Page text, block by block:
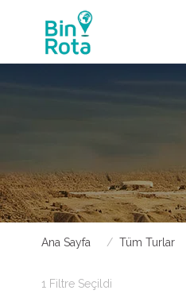
Ana Sayfa Tüm Turlar
1 Filtre Seçildi